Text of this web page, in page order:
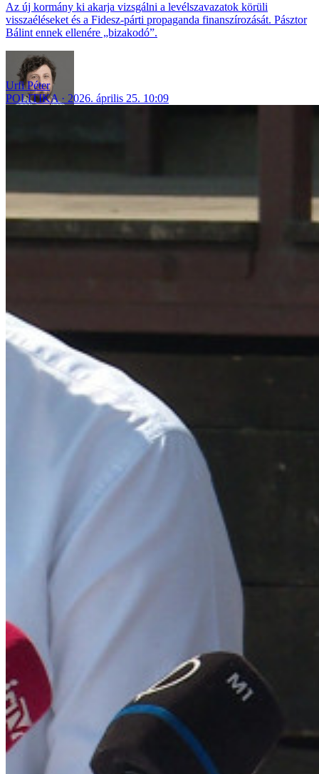
Az új kormány ki akarja vizsgálni a levélszavazatok körüli
visszaéléseket és a Fidesz-párti propaganda finanszírozását. Pásztor
Bálint ennek ellenére „bizakodó”.
Urfi Péter
POLITIKA
2026. április 25. 10:09